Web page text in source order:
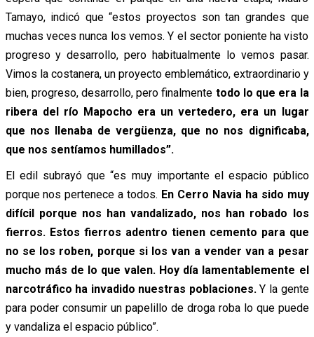
Tamayo, indicó que “estos proyectos son tan grandes que
muchas veces nunca los vemos. Y el sector poniente ha visto
progreso y desarrollo, pero habitualmente lo vemos pasar.
Vimos la costanera, un proyecto emblemático, extraordinario y
bien, progreso, desarrollo, pero finalmente todo lo que era la
ribera del río Mapocho era un vertedero, era un lugar
que nos llenaba de vergüenza, que no nos dignificaba,
que nos sentíamos humillados”.
El edil subrayó que “es muy importante el espacio público
porque nos pertenece a todos. En Cerro Navia ha sido muy
difícil porque nos han vandalizado, nos han robado los
fierros. Estos fierros adentro tienen cemento para que
no se los roben, porque si los van a vender van a pesar
mucho más de lo que valen. Hoy día lamentablemente el
narcotráfico ha invadido nuestras poblaciones. Y la gente
para poder consumir un papelillo de droga roba lo que puede
y vandaliza el espacio público”.